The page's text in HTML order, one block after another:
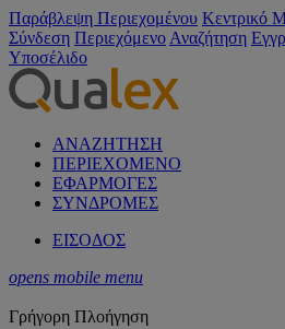
Παράβλεψη Περιεχομένου Κεντρικό
Σύνδεση Περιεχόμενο Αναζήτηση
Υποσέλιδο
ΑΝΑΖΗΤΗΣΗ
ΠΕΡΙΕΧΟΜΕΝΟ
ΕΦΑΡΜΟΓΕΣ
ΣΥΝΔΡΟΜΕΣ
ΕΙΣΟΔΟΣ
opens mobile menu
Γρήγορη Πλοήγηση